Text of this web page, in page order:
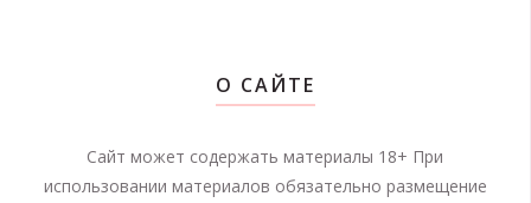
О САЙТЕ
Сайт может содержать материалы 18+ При
использовании материалов обязательно размещение